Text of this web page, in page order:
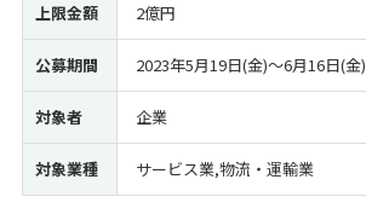
上限金額 2億円
公募期間 2023年5月19日(金)〜6月16日(金)
対象者 企業
対象業種 サービス業,物流・運輸業